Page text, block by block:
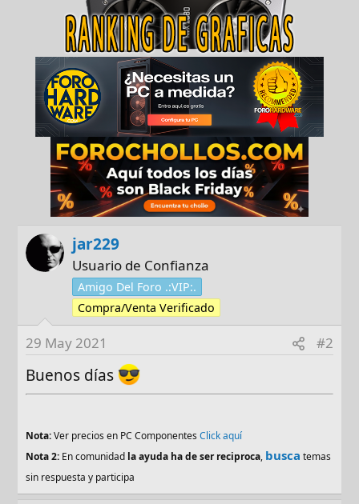
jar229
Usuario de Confianza
Amigo Del Foro .:VIP:.
Compra/Venta Verificado
29 May 2021 #2
Buenos días
Nota:Ver precios en PC ComponentesClick aquí
Nota 2: En comunidad la ayuda ha de ser reciproca, busca temas
sin respuesta y participa